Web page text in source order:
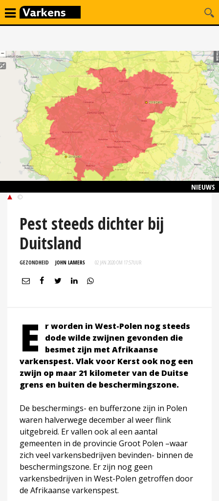
NIEUWS
©
Pest steeds dichter bij
Duitsland
GEZONDHEID JOHN LAMERS 02 JAN 2020 OM 17:57UUR
E
r worden in West-Polen nog steeds
dode wilde zwijnen gevonden die
besmet zijn met Afrikaanse
varkenspest. Vlak voor Kerst ook nog een
zwijn op maar 21 kilometer van de Duitse
grens en buiten de beschermingszone.
De beschermings- en bufferzone zijn in Polen
waren halverwege december al weer flink
uitgebreid. Er vallen ook al een aantal
gemeenten in de provincie Groot Polen –waar
zich veel varkensbedrijven bevinden- binnen de
beschermingszone. Er zijn nog geen
varkensbedrijven in West-Polen getroffen door
de Afrikaanse varkenspest.